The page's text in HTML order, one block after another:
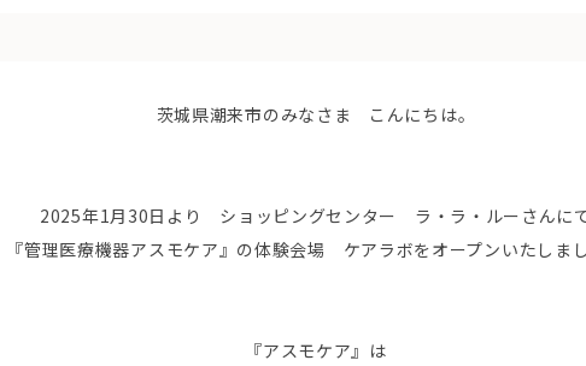
茨城県潮来市のみなさま こんにちは。
2025年1月30日より ショッピングセンター ラ・ラ・ルーさんに
『管理医療機器アスモケア』の体験会場 ケアラボをオープンいたしまし
『アスモケア』は